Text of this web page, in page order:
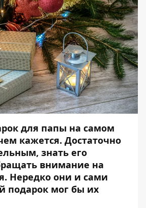
для папы на самом
кажется. Достаточно
знать его
внимание на
Нередко они и сами
подарок мог бы их